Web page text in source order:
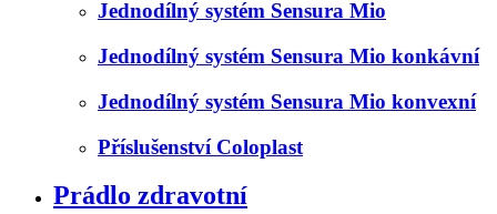
Jednodílný systém Sensura Mio
Jednodílný systém Sensura Mio konkávní
Jednodílný systém Sensura Mio konvexní
Příslušenství Coloplast
Prádlo zdravotní